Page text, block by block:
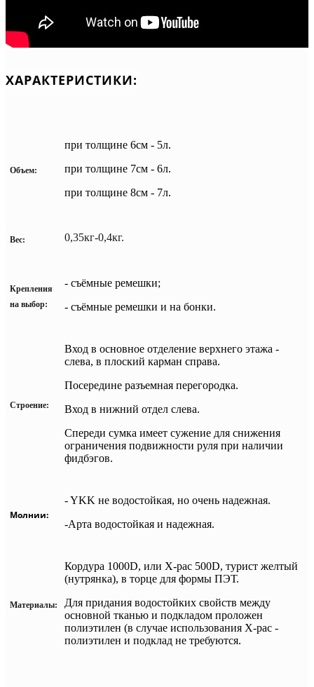
ХАРАКТЕРИСТИКИ:
Объем:
при толщине 6см - 5л.
при толщине 7см - 6л.
при толщине 8см - 7л.
Вес: 0,35кг-0,4кг.
Крепления
на выбор:
- съёмные ремешки;
- съёмные ремешки и на бонки.
Строение:
Вход в основное отделение верхнего этажа -
слева, в плоский карман справа.
Посередине разъемная перегородка.
Вход в нижний отдел слева.
Спереди сумка имеет сужение для снижения
ограничения подвижности руля при наличии
фидбэгов.
Молнии:
- YKK не водостойкая, но очень надежная.
-Арта водостойкая и надежная.
Материалы:
Кордура 1000D, или X-pac 500D, турист желтый
(нутрянка), в торце для формы ПЭТ.
Для придания водостойких свойств между
основной тканью и подкладом проложен
полиэтилен (в случае использования X-pac -
полиэтилен и подклад не требуются.